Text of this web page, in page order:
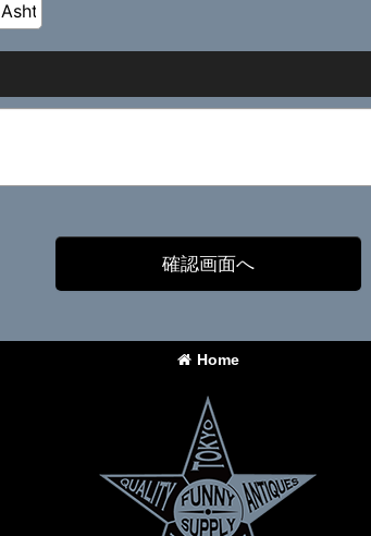
確認画面へ
Home